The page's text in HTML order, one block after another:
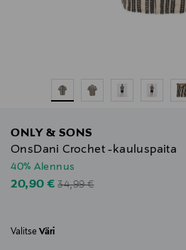
ONLY & SONS
OnsDani Crochet -kauluspaita
40% Alennus
Discounted Price
20,90 €Original Price
34,99 €
Valitse Väri